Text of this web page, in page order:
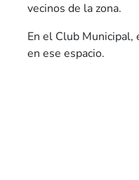
vecinos de la zona.
En el Club
en ese espacio.